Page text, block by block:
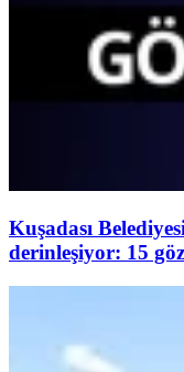
Kuşadası
derinleşiyor: 15